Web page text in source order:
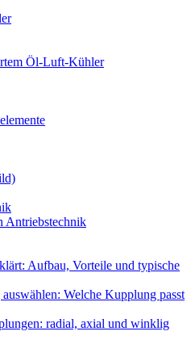
Öl-Luft-Kühler
Antriebstechnik
Aufbau, Vorteile und typische
Welche Kupplung passt
radial, axial und winklig